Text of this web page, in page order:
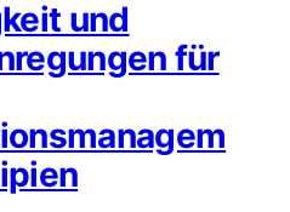
und
für